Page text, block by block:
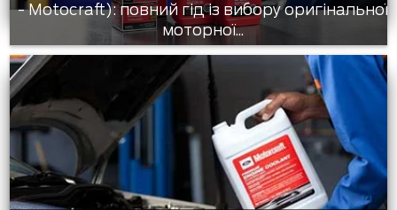
- Motocraft): повний гід із вибору оригінальної
моторної...